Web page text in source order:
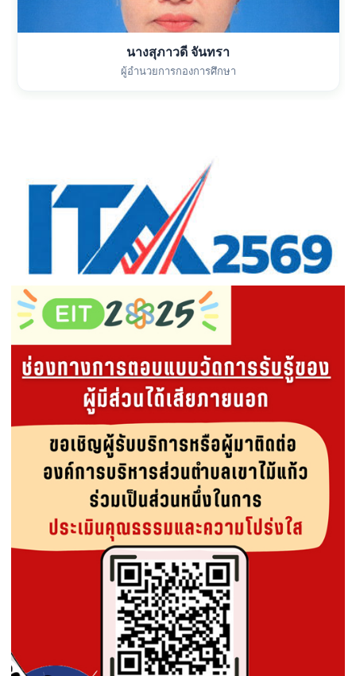
นางสุภาวดี จันทรา
ผู้อำนวยการกองการศึกษา